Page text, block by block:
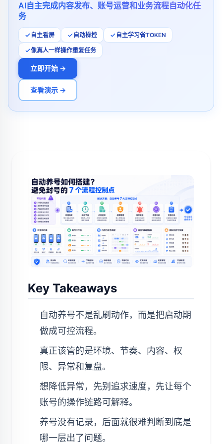
AI自主完成内容发布、账号运营和业务流程自动化任
务
自主看屏 自动操控 自主学习省TOKEN
像真人一样操作重复任务
立即开始 →
查看演示 →
Key Takeaways
自动养号不是乱刷动作，而是把启动期
做成可控流程。
真正该管的是环境、节奏、内容、权
限、异常和复盘。
想降低异常，先别追求速度，先让每个
账号的操作链路可解释。
养号没有记录，后面就很难判断到底是
哪一层出了问题。